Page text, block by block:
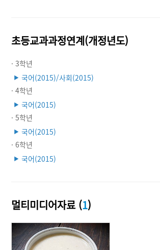
초등교과과정연계(개정년도)
· 3학년
▶ 국어(2015)/사회(2015)
· 4학년
▶ 국어(2015)
· 5학년
▶ 국어(2015)
· 6학년
▶ 국어(2015)
멀티미디어자료 (1)